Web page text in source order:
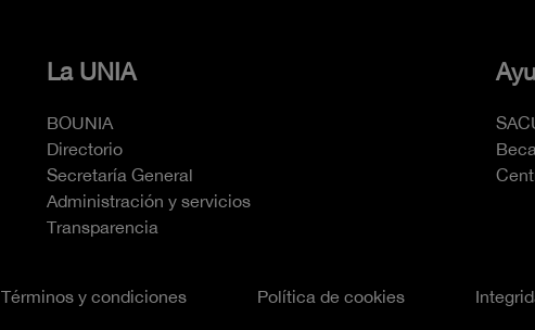
La UNIA
BOUNIA
Directorio
Secretaría General
Administración y servicios
Transparencia
Términos y condiciones Política de cookies